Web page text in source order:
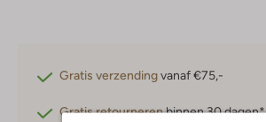
Gratis verzendingvanaf €75,-
Gratis retournerenbinnen 30 dagen*